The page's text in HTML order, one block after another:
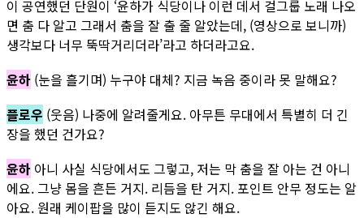
이 공연했던 단원이 ‘윤하가 식당이나 이런 데서 걸그룹 노래 나오
면 춤 다 알고 그래서 춤을 잘 출 줄 알았는데, (영상으로 보니까)
생각보다 너무 뚝딱거리더라’라고 하더라고요.
윤하 (눈을 흘기며) 누구야 대체? 지금 녹음 중이라 못 말해요?
플로우 (웃음) 나중에 알려줄게요. 아무튼 무대에서 특별히 더 긴
장을 했던 건가요?
윤하 아니 사실 식당에서도 그렇고, 저는 막 춤을 잘 아는 건 아니
에요. 그냥 몸을 흔든 거지. 리듬을 탄 거지. 포인트 안무 정도는 알
아요. 원래 케이팝을 많이 듣지도 않긴 해요.